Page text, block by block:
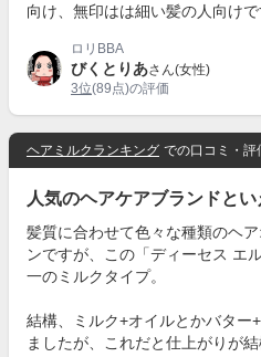
向け、無印はは細い髪の人向けで
ロリBBA
びくとりあさん(女性)
3位(89点)の評価
ヘアミルクランキング での口コミ・評
人気のヘアケアブランドと
髪質に合わせて色々な種類のヘ
ンですが、この「ディーセス エ
一のミルクタイプ。
結構、ミルク+オイルとかバター
ましたが、これだと仕上がりが